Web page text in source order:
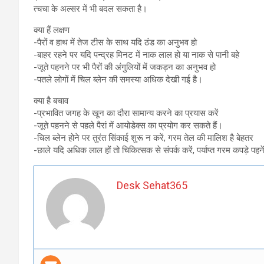
त्चचा के अल्सर में भी बदल सकता है।
क्या हैं लक्षण
-पैरों व हाथ में तेज टीस के साथ यदि ठंड का अनुभव हो
-बाहर रहने पर यदि पन्द्रह मिनट में नाक लाल हो या नाक से पानी बहे
-जूते पहनने पर भी पैरों की अंगुलियों में जकड़न का अनुभव हो
-पतले लोगों में चिल ब्लेन की समस्या अधिक देखी गई है।
क्या है बचाव
-प्रभावित जगह के खून का दौरा सामान्य करने का प्रयास करें
-जूते पहनने से पहले पैरां में आयोडेक्स का प्रयोग कर सकते हैं।
-चिल ब्लेन होने पर तुरंत सिंकाई शुरू न करें, गरम तेल की मालिश है बेहतर
-छाले यदि अधिक लाल हों तो चिकित्सक से संपर्क करें, पर्याप्त गरम कपड़े पहनें
Desk Sehat365